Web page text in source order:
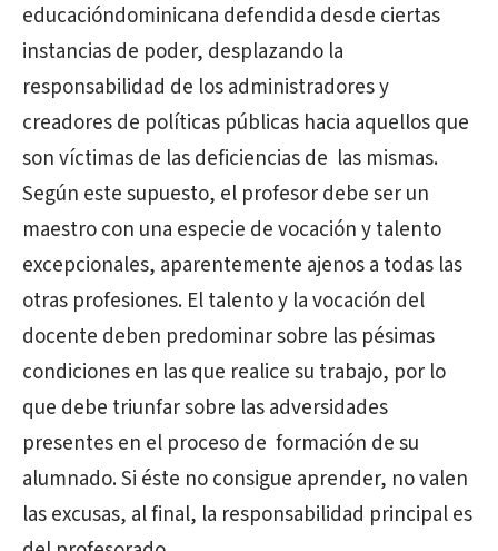
educacióndominicana defendida desde ciertas
instancias de poder, desplazando la
responsabilidad de los administradores y
creadores de políticas públicas hacia aquellos que
son víctimas de las deficiencias de las mismas.
Según este supuesto, el profesor debe ser un
maestro con una especie de vocación y talento
excepcionales, aparentemente ajenos a todas las
otras profesiones. El talento y la vocación del
docente deben predominar sobre las pésimas
condiciones en las que realice su trabajo, por lo
que debe triunfar sobre las adversidades
presentes en el proceso de formación de su
alumnado. Si éste no consigue aprender, no valen
las excusas, al final, la responsabilidad principal es